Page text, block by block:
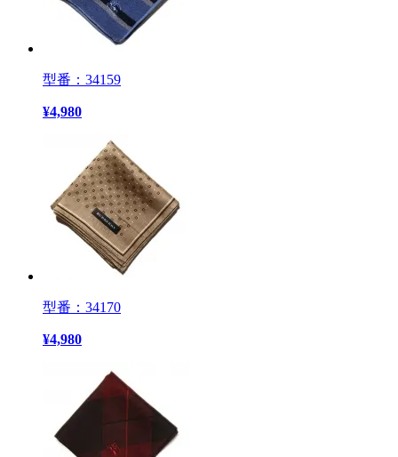
型番：34159
¥4,980
型番：34170
¥4,980